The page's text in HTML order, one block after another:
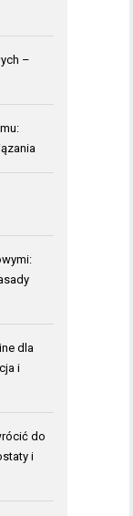
–
dla
i
do
i